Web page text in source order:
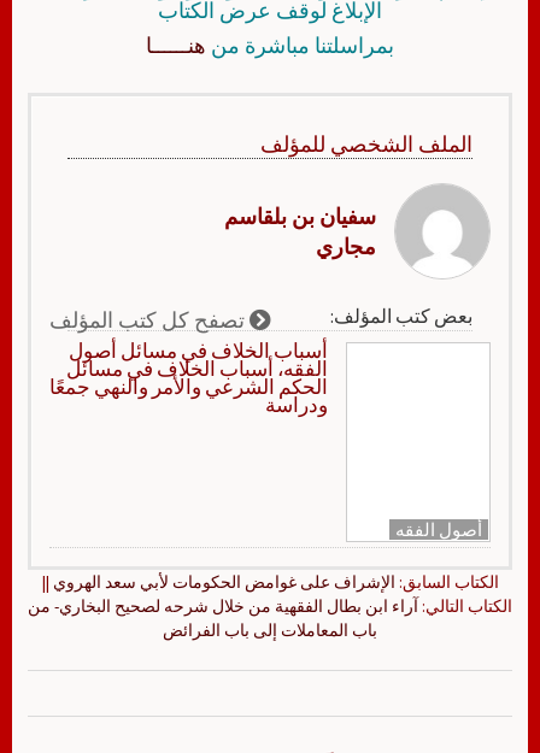
الإبلاغ لوقف عرض الكتاب
بمراسلتنا مباشرة من هنــــــا
الملف الشخصي للمؤلف
سفيان بن بلقاسم
مجاري
بعض كتب المؤلف: تصفح كل كتب المؤلف
أصول الفقه
أسباب الخلاف في مسائل أصول
الفقه، أسباب الخلاف في مسائل
الحكم الشرعي والأمر والنهي جمعًا
ودراسة
الكتاب السابق: الإشراف على غوامض الحكومات لأبي سعد الهروي ||
الكتاب التالي: آراء ابن بطال الفقهية من خلال شرحه لصحيح البخاري- من
باب المعاملات إلى باب الفرائض